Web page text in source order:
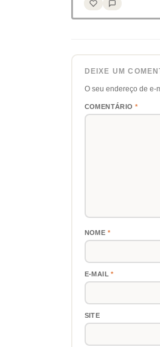
DEIXE UM
O seu endereço de e-
COMENTÁRIO *
NOME *
E-MAIL*
SITE